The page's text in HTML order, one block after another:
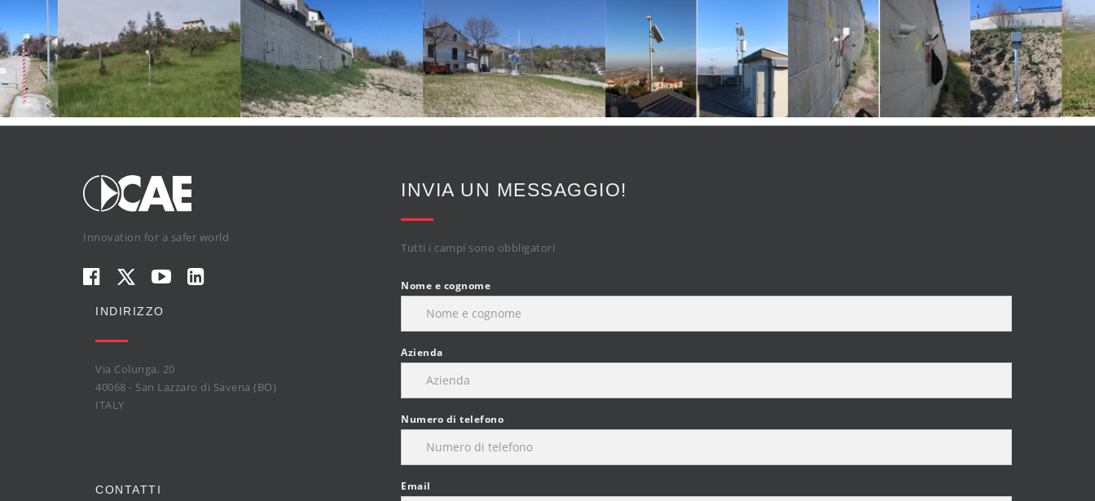
Innovation for a safer world
INDIRIZZO
Via Colunga, 20
40068 - San Lazzaro di Savena (BO)
ITALY
CONTATTI
INVIA UN MESSAGGIO!
Tutti i campi sono obbligatori
Nome e cognome
Azienda
Numero di telefono
Email